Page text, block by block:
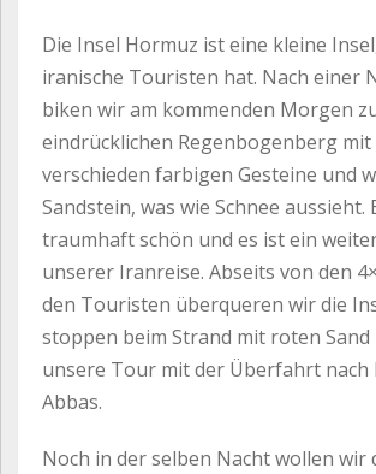
Die Insel Hormuz ist eine kleine
iranische Touristen hat. Nach einer
biken wir am kommenden Morgen
eindrücklichen Regenbogenberg mit
verschieden farbigen Gesteine und
Sandstein, was wie Schnee aussieht.
traumhaft schön und es ist ein
unserer Iranreise. Abseits von den
den Touristen überqueren wir die
stoppen beim Strand mit roten Sand
unsere Tour mit der Überfahrt nach
Abbas.
Noch in der selben Nacht wollen wir